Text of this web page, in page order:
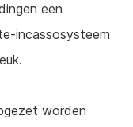
een
incassosysteem
worden